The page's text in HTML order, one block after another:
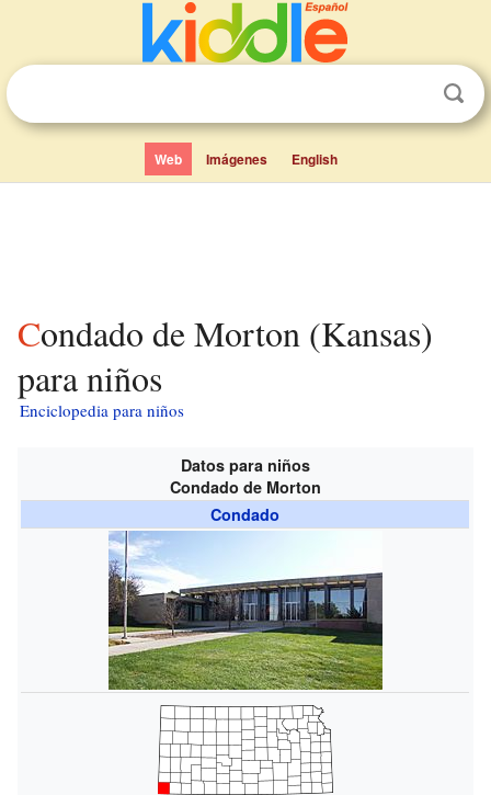
Web Imágenes English
Condado de Morton (Kansas)
para niños
Enciclopedia para niños
Datos para niños
Condado de Morton
Condado